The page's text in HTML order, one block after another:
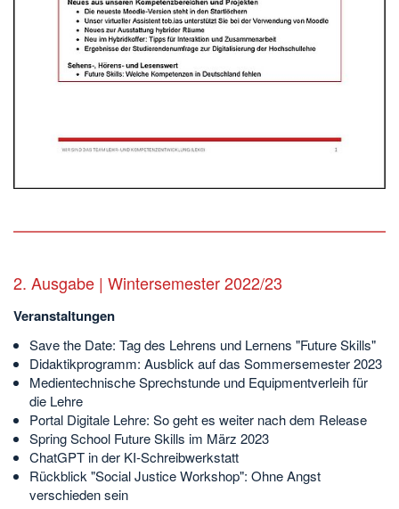
2. Ausgabe | Wintersemester 2022/23
Veranstaltungen
Save the Date: Tag des Lehrens und Lernens "Future Skills"
Didaktikprogramm: Ausblick auf das Sommersemester 2023
Medientechnische Sprechstunde und Equipmentverleih für
die Lehre
Portal Digitale Lehre: So geht es weiter nach dem Release
Spring School Future Skills im März 2023
ChatGPT in der KI-Schreibwerkstatt
Rückblick "Social Justice Workshop": Ohne Angst
verschieden sein